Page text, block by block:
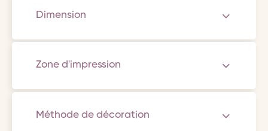
Dimension
Zone d'impression
Méthode de décoration